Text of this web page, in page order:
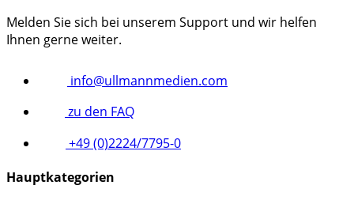
Melden Sie sich bei unserem Support und wir helfen
Ihnen gerne weiter.
info@ullmannmedien.com
zu den FAQ
+49 (0)2224/7795-0
Hauptkategorien